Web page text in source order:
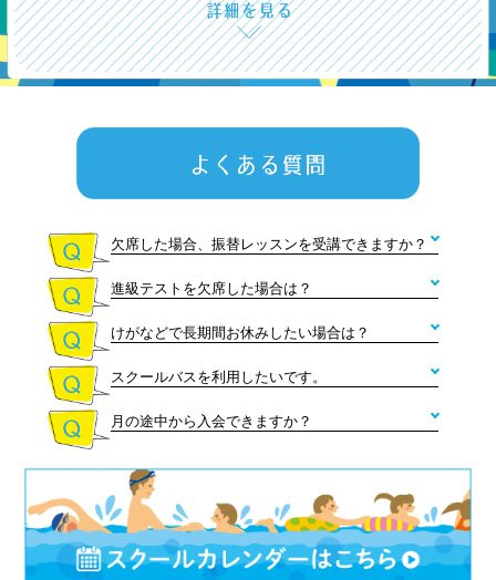
11級
平泳ぎ25ｍ
10級
バタフライグライドキック
9級
バタフライ25ｍ
8級
クロール50ｍ
欠席した場合、振替レッスンを受講できますか？
進級テストを欠席した場合は？
けがなどで長期間お休みしたい場合は？
スクールバスを利用したいです。
月の途中から入会できますか？